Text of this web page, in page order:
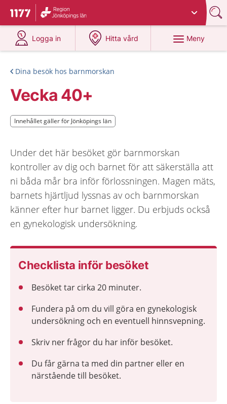
Till startsidan för 1177
Du har valt region
Logga in
på 1177.se
Hitta vård
på 1177.se
Meny
Dina besök hos barnmorskan
Vecka 40+
Innehållet gäller för Jönköpings län
Innehållet gäller för Jönköpings län
Under det här besöket gör barnmorskan
kontroller av dig och barnet för att säkerställa att
ni båda mår bra inför förlossningen. Magen mäts,
barnets hjärtljud lyssnas av och barnmorskan
känner efter hur barnet ligger. Du erbjuds också
en gynekologisk undersökning.
Checklista inför besöket
Besöket tar cirka 20 minuter.
Fundera på om du vill göra en gynekologisk
undersökning och en eventuell hinnsvepning.
Skriv ner frågor du har inför besöket.
Du får gärna ta med din partner eller en
närstående till besöket.